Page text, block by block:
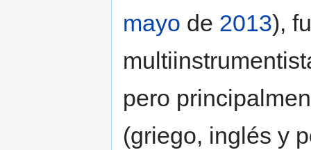
mayo de 2013),
pero
(griego, inglés y